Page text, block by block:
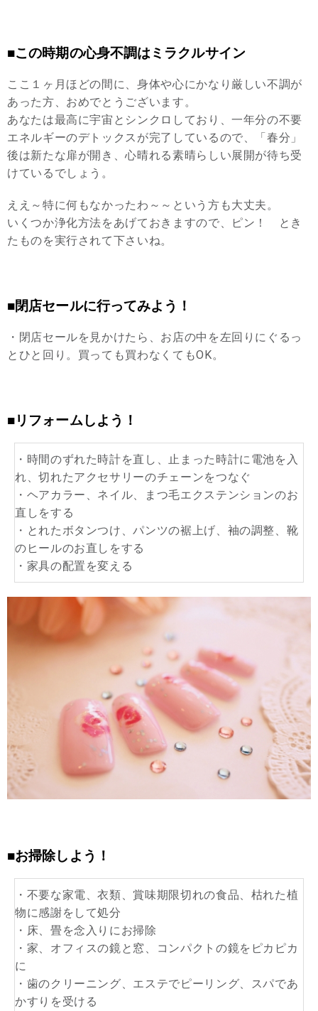
■この時期の心身不調はミラクルサイン
ここ１ヶ月ほどの間に、身体や心にかなり厳しい不調が
あった方、おめでとうございます。
あなたは最高に宇宙とシンクロしており、一年分の不要
エネルギーのデトックスが完了しているので、「春分」
後は新たな扉が開き、心晴れる素晴らしい展開が待ち受
けているでしょう。
ええ～特に何もなかったわ～～という方も大丈夫。
いくつか浄化方法をあげておきますので、ピン！ とき
たものを実行されて下さいね。
■閉店セールに行ってみよう！
・閉店セールを見かけたら、お店の中を左回りにぐるっ
とひと回り。買っても買わなくてもOK。
■リフォームしよう！
・時間のずれた時計を直し、止まった時計に電池を入
れ、切れたアクセサリーのチェーンをつなぐ
・ヘアカラー、ネイル、まつ毛エクステンションのお
直しをする
・とれたボタンつけ、パンツの裾上げ、袖の調整、靴
のヒールのお直しをする
・家具の配置を変える
■お掃除しよう！
・不要な家電、衣類、賞味期限切れの食品、枯れた植
物に感謝をして処分
・床、畳を念入りにお掃除
・家、オフィスの鏡と窓、コンパクトの鏡をピカピカ
に
・歯のクリーニング、エステでピーリング、スパであ
かすりを受ける